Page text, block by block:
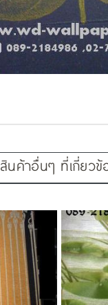
สินค้าอื่นๆ ที่เกี่ยวข้